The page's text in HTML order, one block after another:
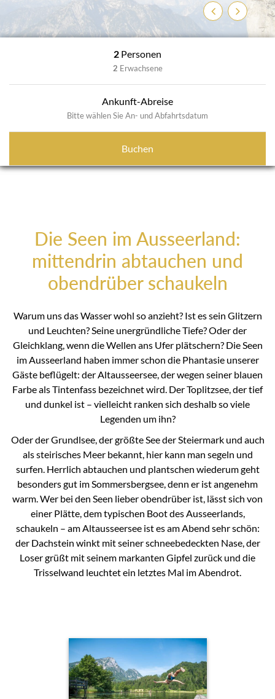
ZurückWeiter
2 Personen
2 Erwachsene
Ankunft-Abreise
Bitte wählen Sie An- und Abfahrtsdatum
Buchen
Die Seen im Ausseerland:
mittendrin abtauchen und
obendrüber schaukeln
Warum uns das Wasser wohl so anzieht? Ist es sein Glitzern
und Leuchten? Seine unergründliche Tiefe? Oder der
Gleichklang, wenn die Wellen ans Ufer plätschern? Die Seen
im Ausseerland haben immer schon die Phantasie unserer
Gäste beflügelt: der Altausseersee, der wegen seiner blauen
Farbe als Tintenfass bezeichnet wird. Der Toplitzsee, der tief
und dunkel ist – vielleicht ranken sich deshalb so viele
Legenden um ihn?
Oder der Grundlsee, der größte See der Steiermark und auch
als steirisches Meer bekannt, hier kann man segeln und
surfen. Herrlich abtauchen und plantschen wiederum geht
besonders gut im Sommersbergsee, denn er ist angenehm
warm. Wer bei den Seen lieber obendrüber ist, lässt sich von
einer Plätte, dem typischen Boot des Ausseerlands,
schaukeln – am Altausseersee ist es am Abend sehr schön:
der Dachstein winkt mit seiner schneebedeckten Nase, der
Loser grüßt mit seinem markanten Gipfel zurück und die
Trisselwand leuchtet ein letztes Mal im Abendrot.